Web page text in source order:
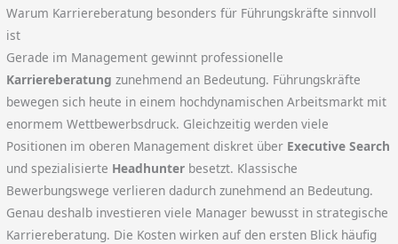
Warum Karriereberatung besonders für Führungskräfte sinnvoll
ist
Gerade im Management gewinnt professionelle
Karriereberatung zunehmend an Bedeutung. Führungskräfte
bewegen sich heute in einem hochdynamischen Arbeitsmarkt mit
enormem Wettbewerbsdruck. Gleichzeitig werden viele
Positionen im oberen Management diskret über Executive Search
und spezialisierte Headhunter besetzt. Klassische
Bewerbungswege verlieren dadurch zunehmend an Bedeutung.
Genau deshalb investieren viele Manager bewusst in strategische
Karriereberatung. Die Kosten wirken auf den ersten Blick häufig